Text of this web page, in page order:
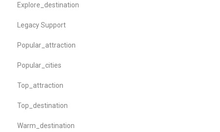
Explore_destination
Legacy Support
Popular_attraction
Popular_cities
Top_attraction
Top_destination
Warm_destination